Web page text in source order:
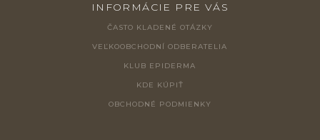
INFORMÁCIE PRE VÁS
ČASTO KLADENÉ OTÁZKY
VEĽKOOBCHODNÍ ODBERATELIA
KLUB EPIDERMA
KDE KÚPIŤ
OBCHODNÉ PODMIENKY